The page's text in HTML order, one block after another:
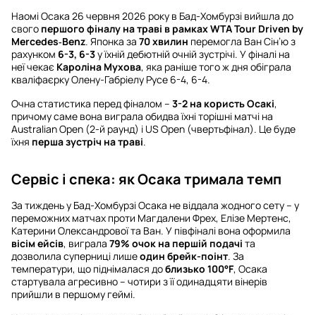
Наомі Осака 26 червня 2026 року в Бад-Хомбурзі вийшла до
свого першого фіналу на траві в рамках WTA Tour Driven by
Mercedes‑Benz. Японка за 70 хвилин перемогла Ван Сін’ю з
рахунком 6-3, 6-3у їхній дебютній очній зустрічі. У фіналі на
неї чекає Кароліна Мухова, яка раніше того ж дня обіграла
кваліфаєрку Олену-Габріелу Русе 6-4, 6-4.
Очна статистика перед фіналом – 3-2 на користь Осакі,
причому саме вона виграла обидва їхні торішні матчі на
Australian Open (2-й раунд) і US Open (чвертьфінал). Це буде
їхня перша зустріч на траві.
Сервіс і спека: як Осака тримала темп
За тиждень у Бад-Хомбурзі Осака не віддала жодного сету – у
переможних матчах проти Магдалени Фрех, Елізе Мертенс,
Катерини Олександрової та Ван. У півфіналі вона оформила
вісім ейсів, виграла 79% очок на першій подачі та
дозволила суперниці лишеодин брейк-поінт. За
температури, що піднімалася доблизько 100°F, Осака
стартувала агресивно – чотири з її одинадцяти вінерів
прийшли в першому геймі.